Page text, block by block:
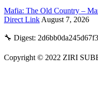
Mafia: The Old Country –
Direct Link August 7, 2026
🔧 Digest:
Copyright © 2022 ZIRI